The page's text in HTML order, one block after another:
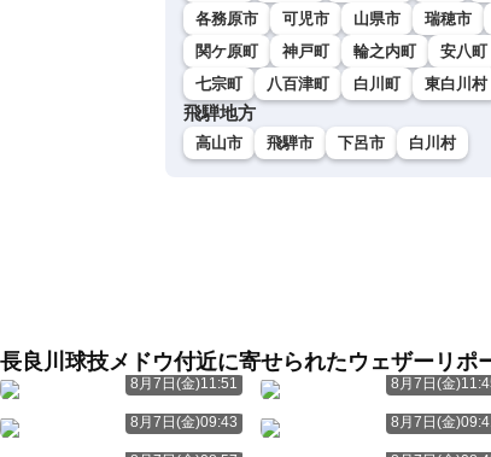
各務原市
可児市 山県市 瑞穂市
関ケ原町
神戸町 輪之内町 安八町
七宗町
八百津町 白川町 東白川村
飛騨地方
高山市 飛騨市 下呂市 白川村
長良川球技メドウ付近に寄せられたウェザーリポ
8月7日(金)11:51 8月7日(金
8月7日(金)09:43 8月7日(金